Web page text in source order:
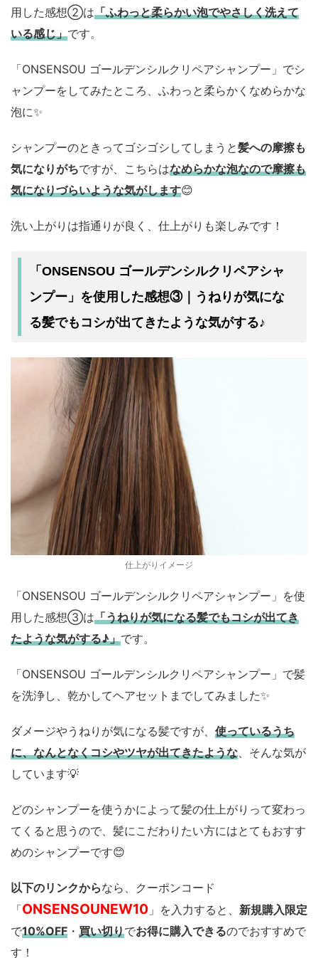
用した感想②は「ふわっと柔らかい泡でやさしく洗えて
いる感じ」です。
「ONSENSOU ゴールデンシルクリペアシャンプー」でシ
ャンプーをしてみたところ、ふわっと柔らかくなめらかな
泡に✨️
シャンプーのときってゴシゴシしてしまうと髪への摩擦も
気になりがちですが、こちらはなめらかな泡なので摩擦も
気になりづらいような気がします😊
洗い上がりは指通りが良く、仕上がりも楽しみです！
「ONSENSOU ゴールデンシルクリペアシャ
ンプー」を使用した感想③｜うねりが気にな
る髪でもコシが出てきたような気がする♪
仕上がりイメージ
「ONSENSOU ゴールデンシルクリペアシャンプー」を使
用した感想③は「うねりが気になる髪でもコシが出てき
たような気がする♪」です。
「ONSENSOU ゴールデンシルクリペアシャンプー」で髪
を洗浄し、乾かしてヘアセットまでしてみました✨️
ダメージやうねりが気になる髪ですが、 使っているうち
に、なんとなくコシやツヤが出てきたような、そんな気が
しています💡
どのシャンプーを使うかによって髪の仕上がりって変わっ
てくると思うので、髪にこだわりたい方にはとてもおすす
めのシャンプーです😊
以下のリンクからなら、クーポンコード
「ONSENSOUNEW10 」を入力すると、 新規購入限定
で10%OFF ・ 買い切りでお得に購入できるのでおすすめで
す！